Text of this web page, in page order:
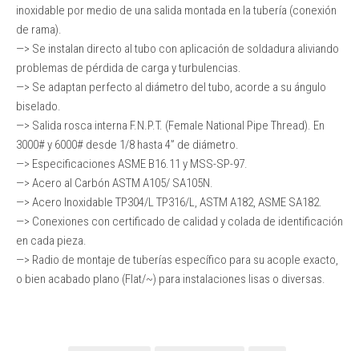
inoxidable por medio de una salida montada en la tubería (conexión
de rama).
—> Se instalan directo al tubo con aplicación de soldadura aliviando
problemas de pérdida de carga y turbulencias.
—> Se adaptan perfecto al diámetro del tubo, acorde a su ángulo
biselado.
—> Salida rosca interna F.N.P.T. (Female National Pipe Thread). En
3000# y 6000# desde 1/8 hasta 4” de diámetro.
—> Especificaciones ASME B16.11 y MSS-SP-97.
—> Acero al Carbón ASTM A105/ SA105N.
—> Acero Inoxidable TP304/L TP316/L, ASTM A182, ASME SA182.
—> Conexiones con certificado de calidad y colada de identificación
en cada pieza.
—> Radio de montaje de tuberías específico para su acople exacto,
o bien acabado plano (Flat/~) para instalaciones lisas o diversas.